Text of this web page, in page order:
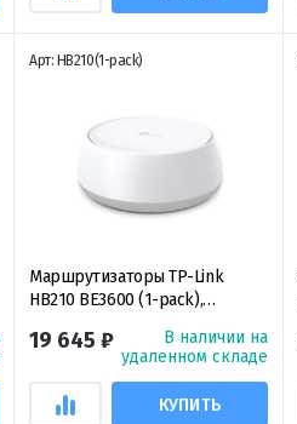
Арт: HB210(1-pack)
Маршрутизаторы TP-Link
HB210 BE3600 (1-pack),
Wi-Fi 7 (1 устройство)
19 645 ₽
В наличии на
удаленном складе
КУПИТЬ